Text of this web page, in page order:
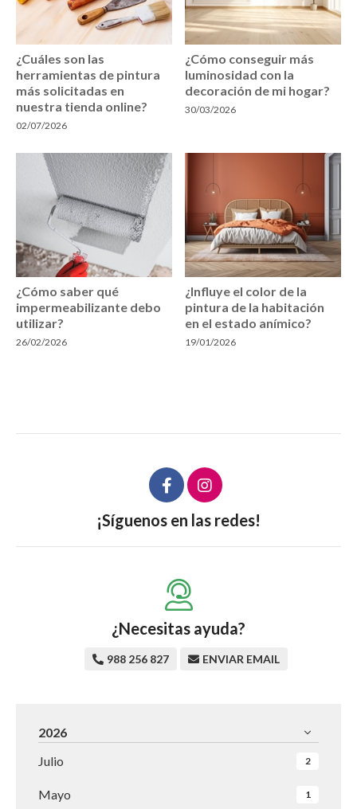
¿Cuáles son las
herramientas de pintura
más solicitadas en
nuestra tienda online?
02/07/2026
¿Cómo conseguir más
luminosidad con la
decoración de mi hogar?
30/03/2026
¿Cómo saber qué
impermeabilizante debo
utilizar?
26/02/2026
¿Influye el color de la
pintura de la habitación
en el estado anímico?
19/01/2026
¡Síguenos en las redes!
¿Necesitas ayuda?
988 256 827 ENVIAR EMAIL
2026
Julio
2
Mayo 1